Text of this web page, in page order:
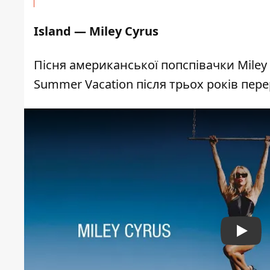
Island — Miley Cyrus
Пісня американської попспівачки
Summer Vacation після трьох років
Play